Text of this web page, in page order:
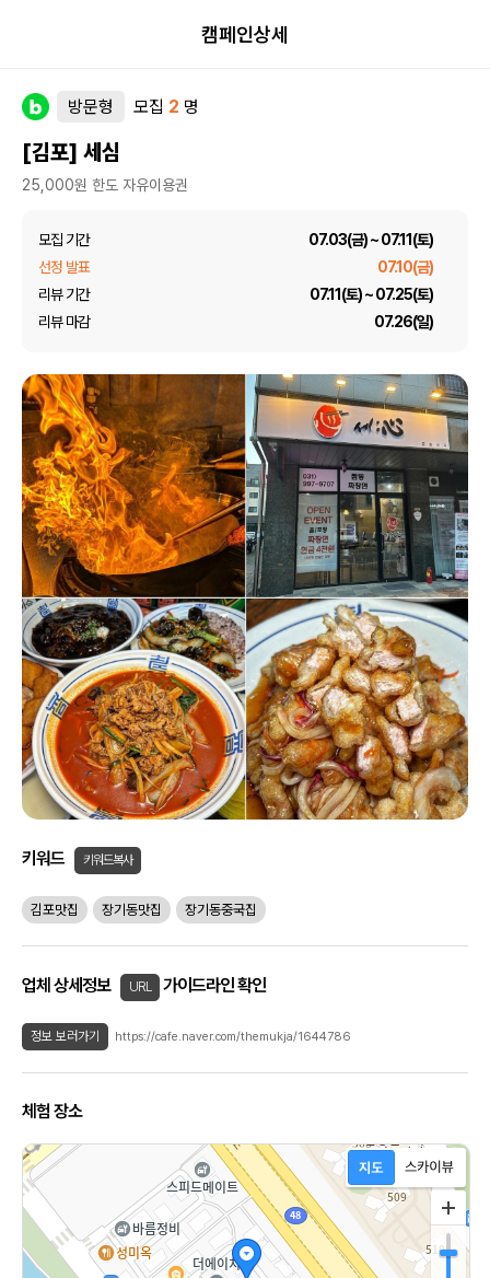
캠페인상세
방문형 모집 2 명
[김포] 세심
25,000원 한도 자유이용권
모집 기간
07.03(금) ~ 07.11(토)
선정 발표
07.10(금)
리뷰 기간
07.11(토) ~ 07.25(토)
리뷰 마감
07.26(일)
키워드 키워드복사
김포맛집 장기동맛집 장기동중국집
업체 상세정보 URL 가이드라인 확인
정보 보러가기 https://cafe.naver.com/themukja/1644786
체험 장소